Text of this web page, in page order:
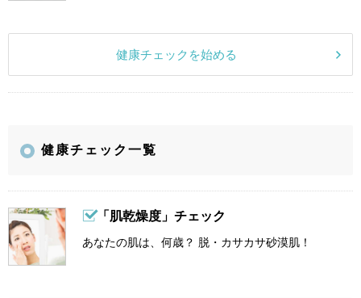
健康チェックを始める
健康チェック一覧
「肌乾燥度」チェック
あなたの肌は、何歳？ 脱・カサカサ砂漠肌！